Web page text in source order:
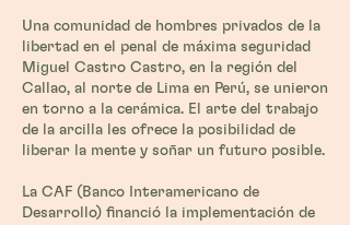
Una comunidad de hombres privados de la
libertad en el penal de máxima seguridad
Miguel Castro Castro, en la región del
Callao, al norte de Lima en Perú, se unieron
en torno a la cerámica. El arte del trabajo
de la arcilla les ofrece la posibilidad de
liberar la mente y soñar un futuro posible.
La CAF (Banco Interamericano de
Desarrollo) financió la implementación de